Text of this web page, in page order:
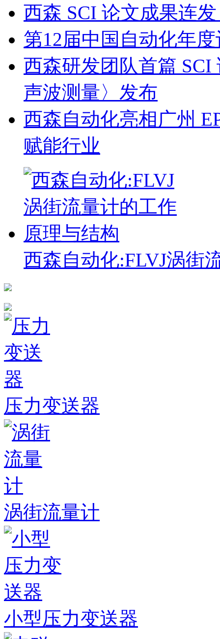
西森 SCI 论文成果连
第12届中国自动化年
西森研发团队首篇
声波测量〉发布
西森自动化亮相广州
赋能行业
西森自动化:FLVJ涡街
压力变送器
涡街流量计
小型压力变送器